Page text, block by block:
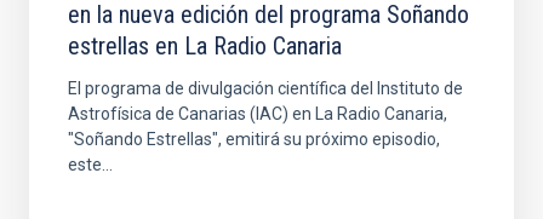
en la nueva edición del programa Soñando
estrellas en La Radio Canaria
El programa de divulgación científica del Instituto de
Astrofísica de Canarias (IAC) en La Radio Canaria,
"Soñando Estrellas", emitirá su próximo episodio,
este...